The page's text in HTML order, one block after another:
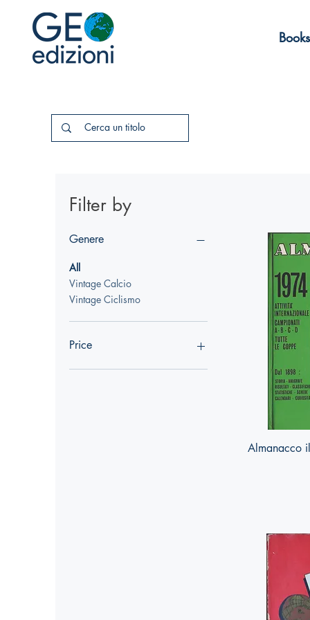
Books
Filter by
Genere
All
Vintage Calcio
Vintage Ciclismo
Price
Almanacco